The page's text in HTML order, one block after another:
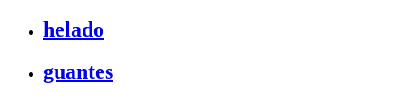
helado
guantes